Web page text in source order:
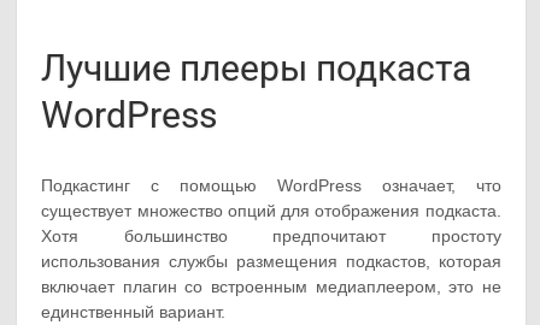
Лучшие плееры подкаста
WordPress
Подкастинг с помощью WordPress означает, что
существует множество опций для отображения подкаста.
Хотя большинство предпочитают простоту
использования службы размещения подкастов, которая
включает плагин со встроенным медиаплеером, это не
единственный вариант.